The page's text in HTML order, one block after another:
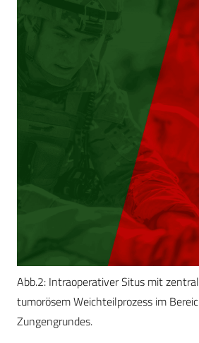
Abb.2: Intraoperativer Situs mit
tumorösem Weichteilprozess im
Zungengrundes.